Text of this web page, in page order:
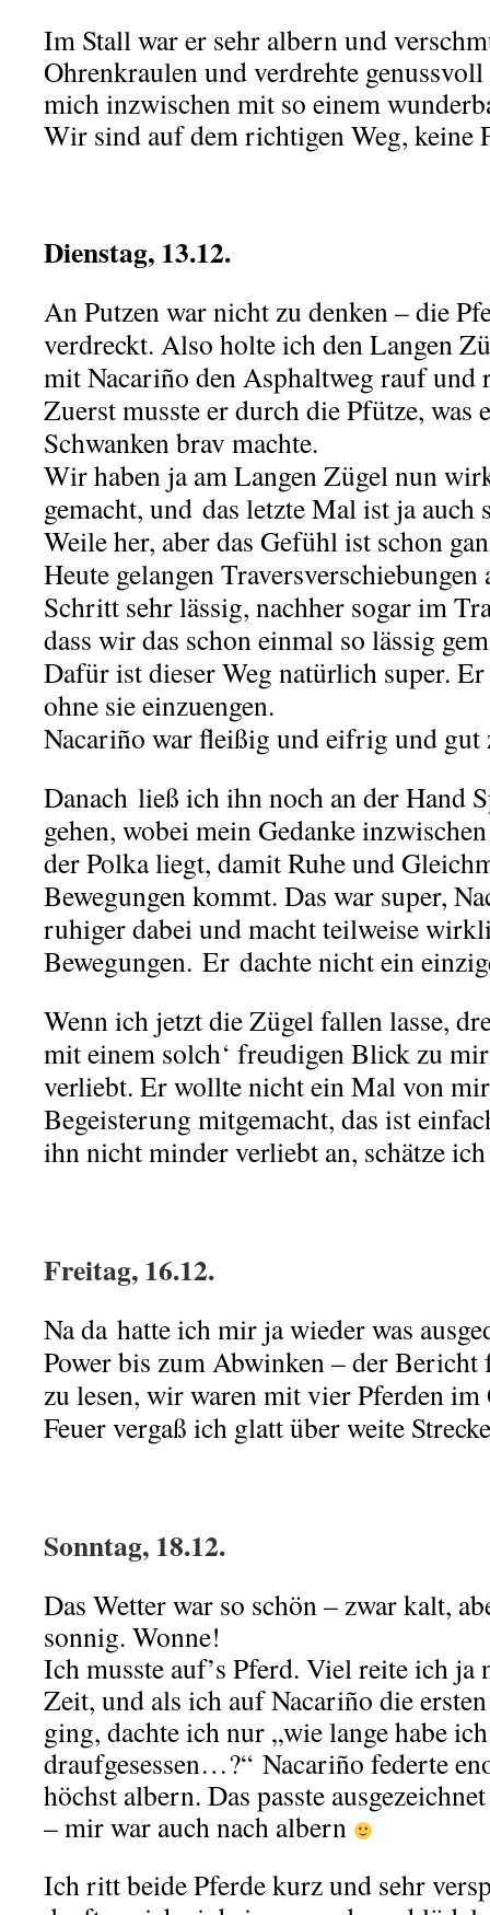
Im Stall war er sehr albern und
Ohrenkraulen und verdrehte
mich inzwischen mit so einem
Wir sind auf dem richtigen Weg, keine
Dienstag, 13.12.
An Putzen war nicht zu denken – die
verdreckt. Also holte ich den Langen
mit Nacariño den Asphaltweg rauf und
Zuerst musste er durch die Pfütze, was
Schwanken brav machte.
Wir haben ja am Langen Zügel nun
gemacht, und das letzte Mal ist ja auch
Weile her, aber das Gefühl ist schon
Heute gelangen
Schritt sehr lässig, nachher sogar im
dass wir das schon einmal so lässig
Dafür ist dieser Weg natürlich super.
ohne sie einzuengen.
Nacariño war fleißig und eifrig und gut
Danach ließ ich ihn noch an der Hand
gehen, wobei mein Gedanke
der Polka liegt, damit Ruhe und
Bewegungen kommt. Das war super,
ruhiger dabei und macht teilweise
Bewegungen. Er dachte nicht ein
Wenn ich jetzt die Zügel fallen lasse,
mit einem solch‘ freudigen Blick zu
verliebt. Er wollte nicht ein Mal von
Begeisterung mitgemacht, das ist
ihn nicht minder verliebt an, schätze
Freitag, 16.12.
Na da hatte ich mir ja wieder was
Power bis zum Abwinken – der
zu lesen, wir waren mit vier Pferden
Feuer vergaß ich glatt über weite
Sonntag, 18.12.
Das Wetter war so schön – zwar kalt,
sonnig. Wonne!
Ich musste auf’s Pferd. Viel reite ich
Zeit, und als ich auf Nacariño die
ging, dachte ich nur „wie lange habe
draufgesessen…?“ Nacariño federte
höchst albern. Das passte
– mir war auch nach albern
Ich ritt beide Pferde kurz und sehr